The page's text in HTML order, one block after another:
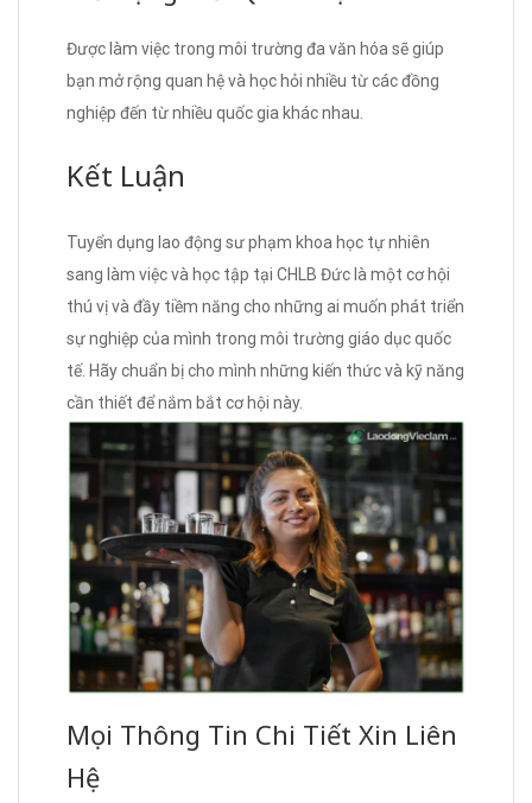
Được làm việc trong môi trường đa văn hóa sẽ giúp
bạn mở rộng quan hệ và học hỏi nhiều từ các đồng
nghiệp đến từ nhiều quốc gia khác nhau.
Kết Luận
Tuyển dụng lao động sư phạm khoa học tự nhiên
sang làm việc và học tập tại CHLB Đức là một cơ hội
thú vị và đầy tiềm năng cho những ai muốn phát triển
sự nghiệp của mình trong môi trường giáo dục quốc
tế. Hãy chuẩn bị cho mình những kiến thức và kỹ năng
cần thiết để nắm bắt cơ hội này.
Mọi Thông Tin Chi Tiết Xin Liên
Hệ